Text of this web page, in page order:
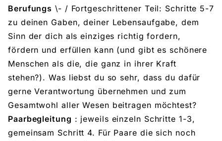
Berufungs \- / Fortgeschrittener Teil: Schritte 5-7
zu deinen Gaben, deiner Lebensaufgabe, dem
Sinn der dich als einziges richtig fordern,
fördern und erfüllen kann (und gibt es schönere
Menschen als die, die ganz in ihrer Kraft
stehen?). Was liebst du so sehr, dass du dafür
gerne Verantwortung übernehmen und zum
Gesamtwohl aller Wesen beitragen möchtest?
Paarbegleitung : jeweils einzeln Schritte 1-3,
gemeinsam Schritt 4. Für Paare die sich noch